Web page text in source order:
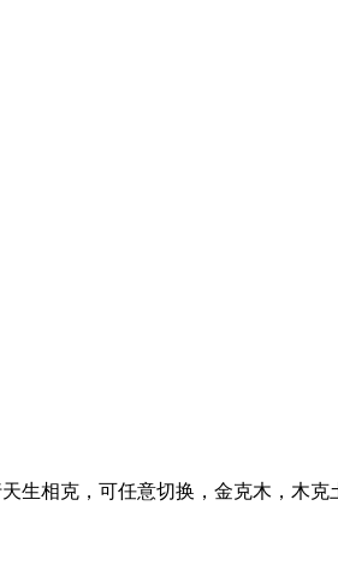
生相克，可任意切换，金克木，木